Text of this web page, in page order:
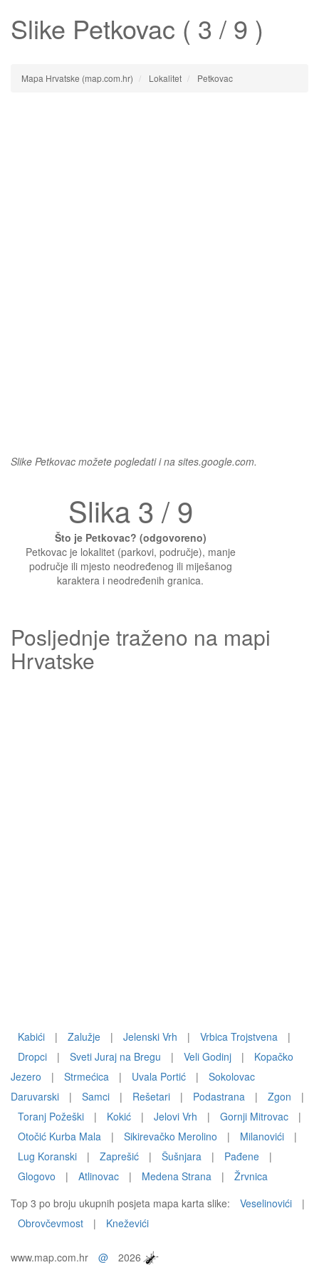
Slike Petkovac ( 3 / 9 )
Mapa Hrvatske (map.com.hr) Lokalitet Petkovac
Slike Petkovac možete pogledati i na sites.google.com.
Slika 3 / 9
Što je Petkovac? (odgovoreno)
Petkovac je lokalitet (parkovi, područje), manje
područje ili mjesto neodređenog ili miješanog
karaktera i neodređenih granica.
Posljednje traženo na mapi
Hrvatske
Kabići | Zalužje | Jelenski Vrh | Vrbica Trojstvena
|
Dropci
| Sveti Juraj na Bregu | Veli Godinj |
Kopačko
Jezero
| Strmećica | Uvala Portić |
Sokolovac
Daruvarski
| Samci | Rešetari | Podastrana | Zgon
|
Toranj Požeški
| Kokić | Jelovi Vrh | Gornji Mitrovac
|
Otočić Kurba Mala
| Sikirevačko Merolino | Milanovići
|
Lug Koranski
| Zaprešić | Šušnjara | Pađene
|
Glogovo
| Atlinovac | Medena Strana |
Žrvnica
Top 3 po broju ukupnih posjeta mapa karta slike:
Veselinovići
|
Obrovčevmost
| Kneževići
www.map.com.hr @ 2026